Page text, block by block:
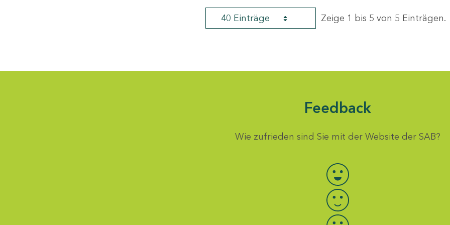
40 Einträge Zeige 1 bis 5 von 5 Einträgen.
Feedback
Wie zufrieden sind Sie mit der Website der SAB?
Bewertung auswählen